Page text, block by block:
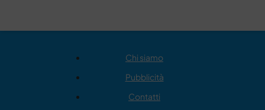
Chi siamo
Pubblicità
Contatti